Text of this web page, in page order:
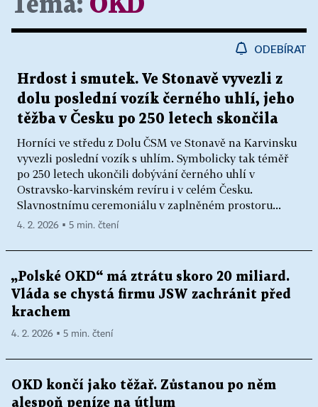
Téma: OKD
ODEBÍRAT
Hrdost i smutek. Ve Stonavě vyvezli z
dolu poslední vozík černého uhlí, jeho
těžba v Česku po 250 letech skončila
Horníci ve středu z Dolu ČSM ve Stonavě na Karvinsku
vyvezli poslední vozík s uhlím. Symbolicky tak téměř
po 250 letech ukončili dobývání černého uhlí v
Ostravsko-karvinském revíru i v celém Česku.
Slavnostnímu ceremoniálu v zaplněném prostoru...
4. 2. 2026 ▪ 5 min. čtení
„Polské OKD“ má ztrátu skoro 20 miliard.
Vláda se chystá firmu JSW zachránit před
krachem
4. 2. 2026 ▪ 5 min. čtení
OKD končí jako těžař. Zůstanou po něm
alespoň peníze na útlum